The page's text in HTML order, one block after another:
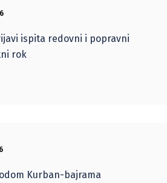
ispita redovni i popravni
rok
Kurban-bajrama